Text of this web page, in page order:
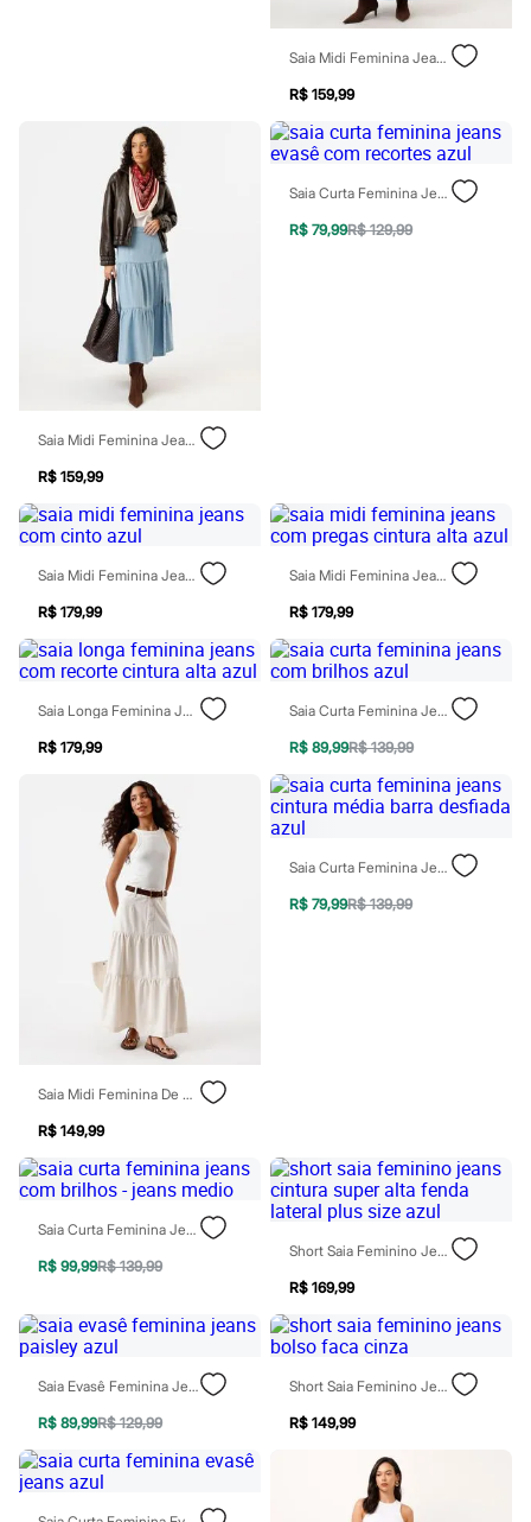
Camisetas e Regatas
Casacos e Jaquetas
Acessórios
Bolsas e Mochilas
Chapéus e Bonés
Carteiras
Relógios
Botas
Chinelos
Sapatos
Sandálias e Papetes
Tênis
Acessórios
Bermudas
Camisetas
Calças
Calçados
Regatas
Moda íntima
Meias
Personagens
Blusas e Camisetas
Casacos e Jaquetas
Moda esportiva
Shorts e Bermudas
Todos os produtos
Arrumadinho para os meninos
Romântico para as meninas
Novidades
Roupas menina
0 a 24 meses
1 a 5 anos
4 a 12 anos
10 a 16 anos
Roupas menino
0 a 24 meses
4 a 12 anos
10 a 16 anos
Recém-nascido
Bolsas e Mochilas
Chapéus
Calçados
Botas
Chinelos
Pantufas
Saia Midi Feminina Jeans Com Recortes E Fenda Azul
R$ 159,99
Saia Midi Feminina Jeans Com Recortes E Fenda Azul
R$ 159,99
Saia Curta Feminina Jeans Evasê Com Recortes Azul
R$ 79,99R$ 129,99
Saia Midi Feminina Jeans Com Cinto Azul
R$ 179,99
Saia Midi Feminina Jeans Com Pregas Cintura Alta Azul
R$ 179,99
Saia Longa Feminina Jeans Com Recorte Cintura Alta Azul
R$ 179,99
Saia Curta Feminina Jeans Com Brilhos Azul
R$ 89,99R$ 139,99
Saia Midi Feminina De Sarja Com Recortes E Fenda Bege
R$ 149,99
Saia Curta Feminina Jeans Cintura Média Barra Desfiada Azul
R$ 79,99R$ 139,99
Saia Curta Feminina Jeans Com Brilhos - Jeans Medio
R$ 99,99R$ 139,99
Short Saia Feminino Jeans Cintura Super Alta Fenda Lateral Plus Size Azul
R$ 169,99
Saia Evasê Feminina Jeans Paisley Azul
R$ 89,99R$ 129,99
Short Saia Feminino Jeans Bolso Faca Cinza
R$ 149,99